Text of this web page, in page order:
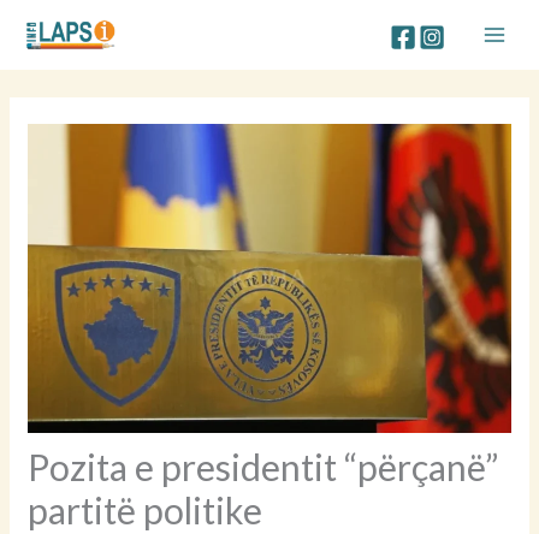
content
Pozita e presidentit “përçanë”
partitë politike